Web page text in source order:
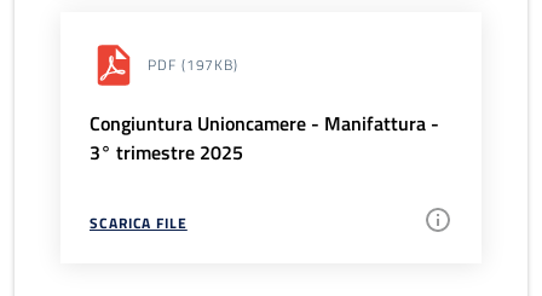
PDF (197KB)
Congiuntura Unioncamere - Manifattura -
3° trimestre 2025
SCARICA FILE